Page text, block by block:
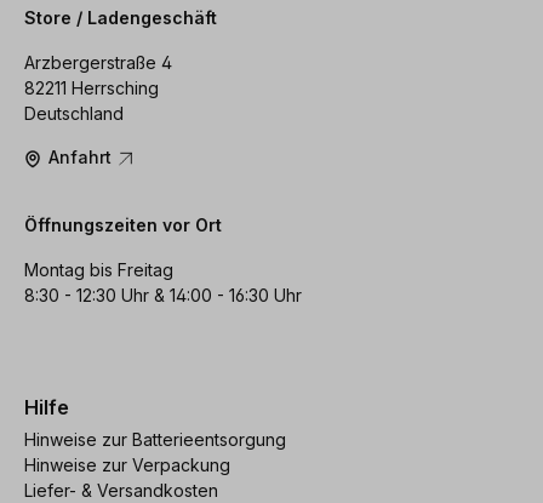
Store / Ladengeschäft
Arzbergerstraße 4
82211 Herrsching
Deutschland
Anfahrt
Öffnungszeiten vor Ort
Montag bis Freitag
8:30 - 12:30 Uhr & 14:00 - 16:30 Uhr
Hilfe
Hinweise zur Batterieentsorgung
Hinweise zur Verpackung
Liefer- & Versandkosten